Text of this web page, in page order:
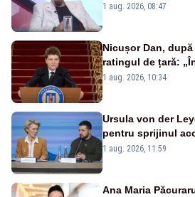
1 aug. 2026, 08:47
Nicușor Dan,
ratingul de țară:
politic, România
1 aug. 2026, 10:34
Ursula von der
pentru sprijinul
reacție privind
1 aug. 2026, 11:59
Ana Maria